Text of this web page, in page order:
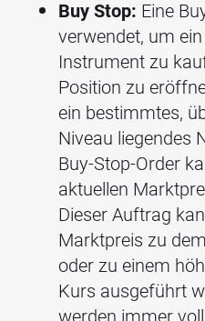
Buy Stop: Eine
verwendet, um
Instrument zu
Position zu
ein bestimmtes,
Niveau liegendes
Buy-Stop-Order
aktuellen
Dieser Auftrag
Marktpreis zu
oder zu einem
Kurs ausgeführt
werden immer